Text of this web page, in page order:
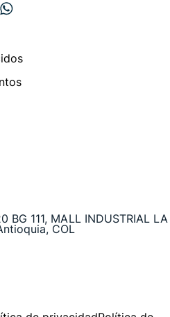
BG 111, MALL INDUSTRIAL LA
COL